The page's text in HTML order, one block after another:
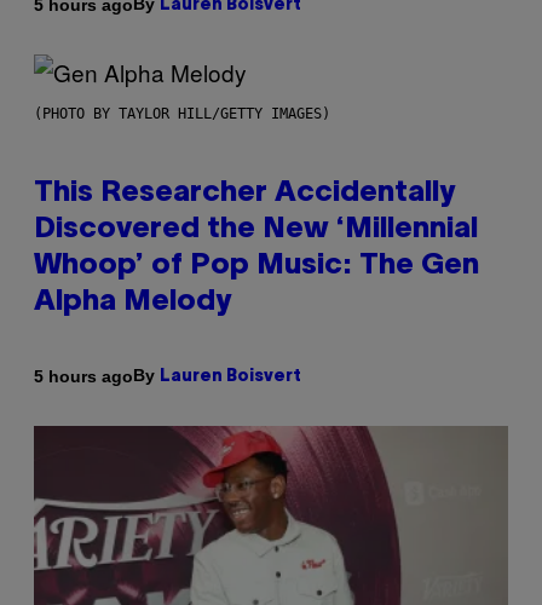
5 hours ago By Lauren Boisvert
(PHOTO BY TAYLOR HILL/GETTY IMAGES)
This Researcher Accidentally
Discovered the New ‘Millennial
Whoop’ of Pop Music: The Gen
Alpha Melody
5 hours agoBy Lauren Boisvert